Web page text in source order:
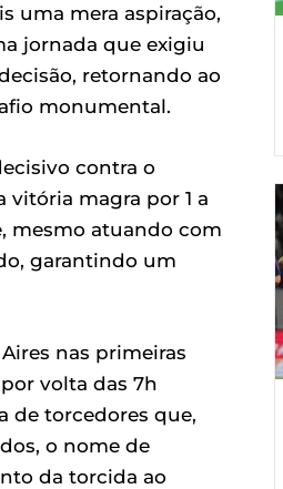
uma mera aspiração,
jornada que exigiu
retornando ao
monumental.
contra o
magra por 1 a
mesmo atuando com
garantindo um
nas primeiras
volta das 7h
de torcedores que,
o nome de
da torcida ao